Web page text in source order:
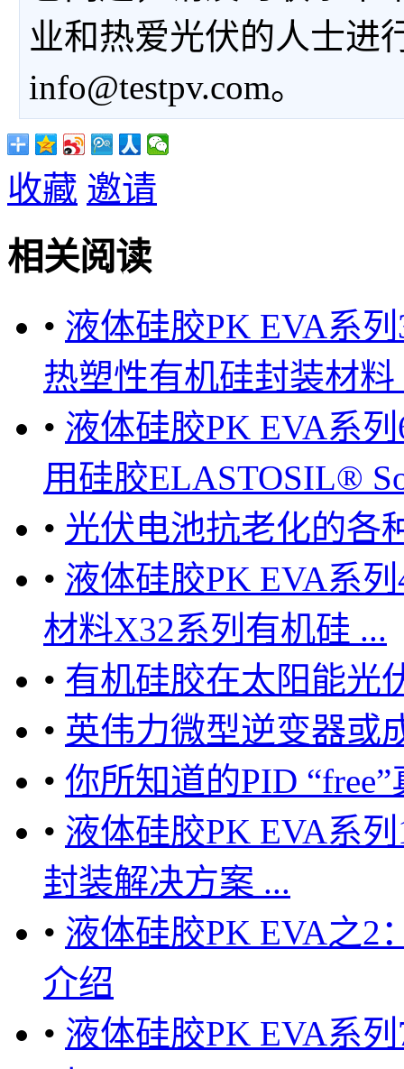
业和热爱光伏的人士进
info@testpv.com。
收藏 邀请
相关阅读
• 液体硅胶PK EVA系
热塑性有机硅封装材料
• 液体硅胶PK EVA系
用硅胶ELASTOSIL®
• 光伏电池抗老化的各
• 液体硅胶PK EVA系
材料X32系列有机硅 ...
• 有机硅胶在太阳能光
• 英伟力微型逆变器或
• 你所知道的PID
• 液体硅胶PK EVA系
封装解决方案 ...
• 液体硅胶PK EVA之2
介绍
• 液体硅胶PK EVA系